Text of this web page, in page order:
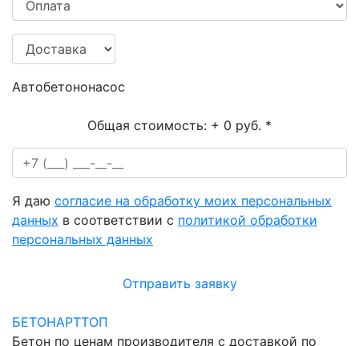
Автобетононасос
Общая стоимость: + 0 руб. *
Я даю согласие на обработку моих персональных
данных в соответствии с политикой обработки
персональных данных
Отправить заявку
БЕТОНАРТТОП
Бетон по ценам производителя с доставкой по